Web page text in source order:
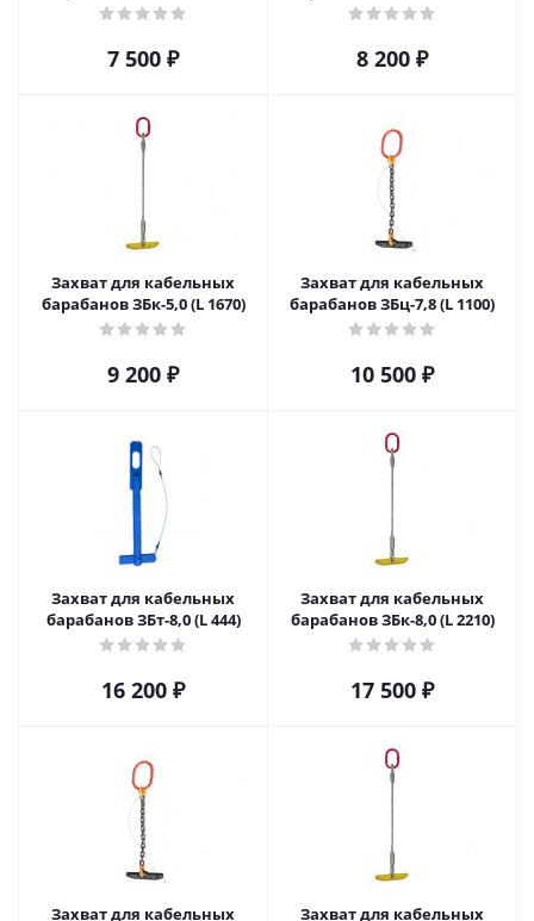
7 500 ₽ 8 200 ₽
Захват для кабельных
барабанов ЗБк-5,0 (L 1670)
9 200 ₽
Захват для кабельных
барабанов ЗБц-7,8 (L 1100)
10 500 ₽
Захват для кабельных
барабанов ЗБт-8,0 (L 444)
16 200 ₽
Захват для кабельных
барабанов ЗБк-8,0 (L 2210)
17 500 ₽
Захват для кабельных Захват для кабельных